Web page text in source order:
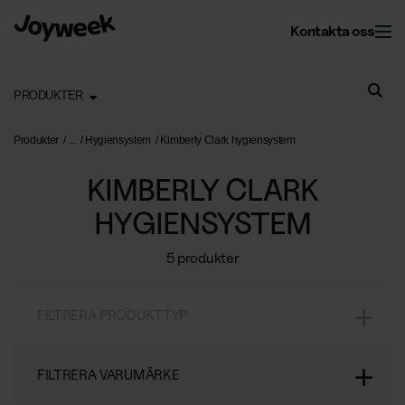
Kontakta oss
Kontorsservice
Kontorsstädning
Återvinning
Fastighet
Trädgårdsskötsel
Om Joyweek
SE
Logga in
PRODUKTER
Produkter Hygiensystem Kimberly Clark hygiensystem
KIMBERLY CLARK
HYGIENSYSTEM
5 produkter
FILTRERA VARUMÄRKE